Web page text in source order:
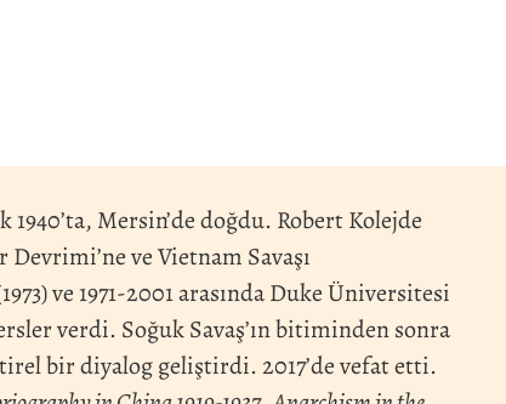
Mersin’de doğdu. Robert Kolejde
ve Vietnam Savaşı
ve 1971-2001 arasında Duke Üniversitesi
verdi. Soğuk Savaş’ın bitiminden sonra
bir diyalog geliştirdi. 2017’de vefat etti.